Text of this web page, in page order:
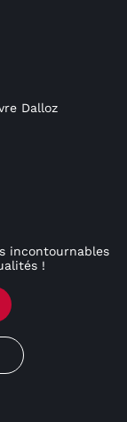
Dalloz
incontournables
!